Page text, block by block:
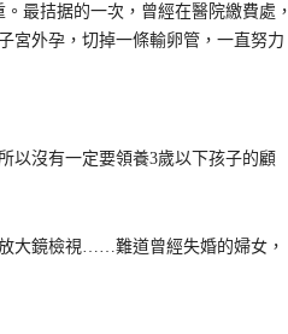
最拮据的一次，曾經在醫院繳費處，
宮外孕，切掉一條輸卵管，一直努力
沒有一定要領養3歲以下孩子的顧
大鏡檢視……難道曾經失婚的婦女，